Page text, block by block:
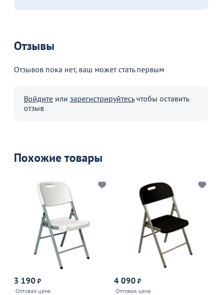
Отзывы
Отзывов пока нет, ваш может стать первым
Войдите или зарегистрируйтесьчтобы оставить
отзыв
Похожие товары
3 190 ₽
Оптовая цена
4 090 ₽
Оптовая цена